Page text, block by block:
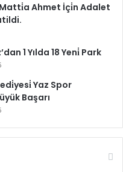
Ahmet İçi̇n Adalet
1 Yılda 18 Yeni̇ Park
Yaz Spor
Başarı